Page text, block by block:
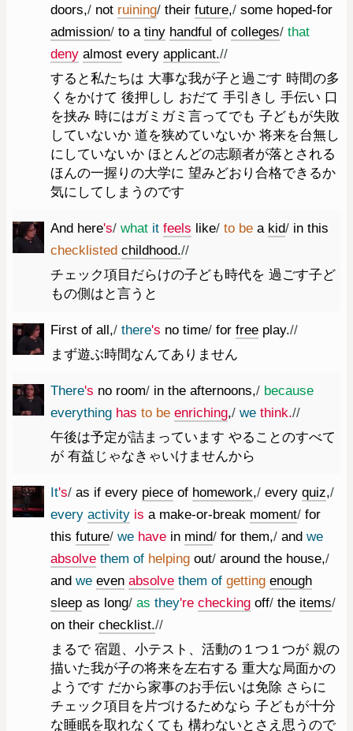
doors,/ not ruining/ their future,/ some hoped-for
admission/ to a tiny handful of colleges/ that
deny almost every applicant.//
すると私たちは 大事な我が子と過ごす 時間の多
くをかけて 後押しし おだて 手引きし 手伝い 口
を挟み 時にはガミガミ言ってでも 子どもが失敗
していないか 道を狭めていないか 将来を台無し
にしていないか ほとんどの志願者が落とされる
ほんの一握りの大学に 望みどおり合格できるか
気にしてしまうのです
And here's/ what it feels like/ to be a kid/ in this
checklisted childhood.//
チェック項目だらけの子ども時代を 過ごす子ど
もの側はと言うと
First of all,/ there's no time/ for free play.//
まず遊ぶ時間なんてありません
There's no room/ in the afternoons,/ because
everything has to be enriching,/ we think.//
午後は予定が詰まっています やることのすべて
が 有益じゃなきゃいけませんから
It's/ as if every piece of homework,/ every quiz,/
every activity is a make-or-break moment/ for
this future/ we have in mind/ for them,/ and we
absolve them of helping out/ around the house,/
and we even absolve them of getting enough
sleep as long/ as they're checking off/ the items/
on their checklist.//
まるで 宿題、小テスト、活動の１つ１つが 親の
描いた我が子の将来を左右する 重大な局面かの
ようです だから家事のお手伝いは免除 さらに
チェック項目を片づけるためなら 子どもが十分
な睡眠を取れなくても 構わないとさえ思うので